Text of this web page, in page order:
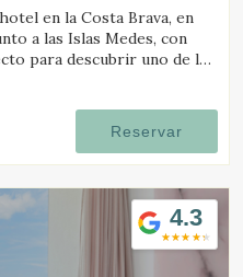
en la Costa Brava, en
a las Islas Medes, con
para descubrir uno de los
Reservar
4.3